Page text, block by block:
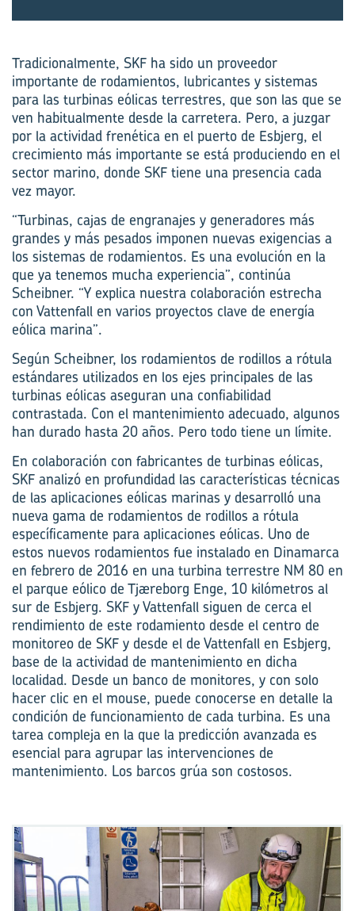
Tradicionalmente, SKF ha sido un proveedor
importante de rodamientos, lubricantes y sistemas
para las turbinas eólicas terrestres, que son las que se
ven habitualmente desde la carretera. Pero, a juzgar
por la actividad frenética en el puerto de Esbjerg, el
crecimiento más importante se está produciendo en el
sector marino, donde SKF tiene una presencia cada
vez mayor.
“Turbinas, cajas de engranajes y generadores más
grandes y más pesados imponen nuevas exigencias a
los sistemas de rodamientos. Es una evolución en la
que ya tenemos mucha experiencia”, continúa
Scheibner. “Y explica nuestra colaboración estrecha
con Vattenfall en varios proyectos clave de energía
eólica marina”.
Según Scheibner, los rodamientos de rodillos a rótula
estándares utilizados en los ejes principales de las
turbinas eólicas aseguran una confiabilidad
contrastada. Con el mantenimiento adecuado, algunos
han durado hasta 20 años. Pero todo tiene un límite.
En colaboración con fabricantes de turbinas eólicas,
SKF analizó en profundidad las características técnicas
de las aplicaciones eólicas marinas y desarrolló una
nueva gama de rodamientos de rodillos a rótula
específicamente para ­aplicaciones eólicas. Uno de
estos nuevos rodamientos fue instalado en Dinamarca
en febrero de 2016 en una turbina terrestre NM 80 en
el parque eólico de Tjæreborg Enge, 10 kilómetros al
sur de Esbjerg. SKF y Vattenfall siguen de cerca el
rendimiento de este rodamiento desde el centro de
monitoreo de SKF y desde el de Vattenfall en Esbjerg,
base de la actividad de mantenimiento en dicha
localidad. Desde un banco de monitores, y con solo
hacer clic en el mouse, puede conocerse en detalle la
condición de funcionamiento de cada turbina. Es una
tarea compleja en la que la predicción avanzada es
esencial para agrupar las intervenciones de
mantenimiento. Los barcos grúa son costosos.